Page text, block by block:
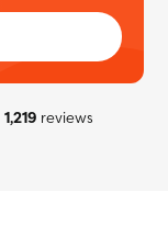
1,219reviews